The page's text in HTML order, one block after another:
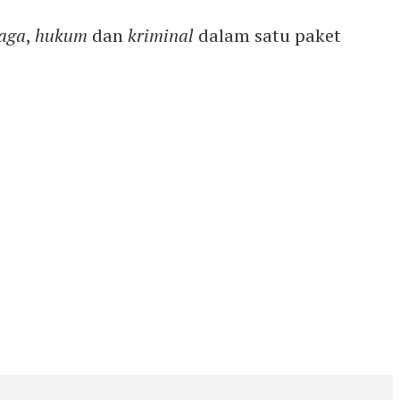
, hukum dankriminal dalam satu paket